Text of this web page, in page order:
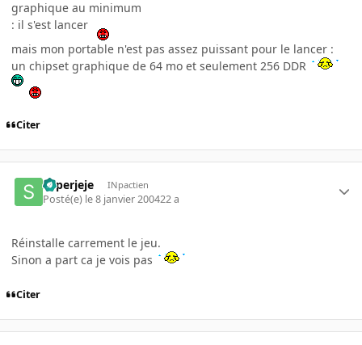
graphique au minimum
: il s'est lancer
mais mon portable n'est pas assez puissant pour le lancer :
un chipset graphique de 64 mo et seulement 256 DDR
Citer
superjeje INpactien
Posté(e) le 8 janvier 200422 a
Réinstalle carrement le jeu.
Sinon a part ca je vois pas
Citer